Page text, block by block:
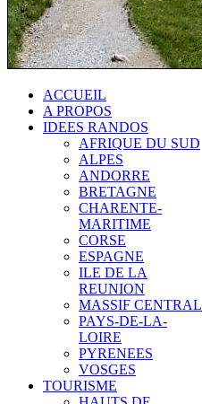
ACCUEIL
A PROPOS
IDEES RANDOS
AFRIQUE DU SUD
ALPES
ANDORRE
BRETAGNE
CHARENTE-
MARITIME
CORSE
ESPAGNE
ILE DE LA
REUNION
MASSIF CENTRAL
PAYS-DE-LA-
LOIRE
PYRENEES
VOSGES
TOURISME